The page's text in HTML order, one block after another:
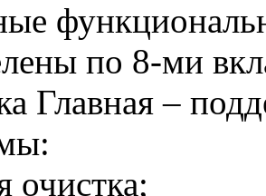
по 8-ми
Главная –
очистка;